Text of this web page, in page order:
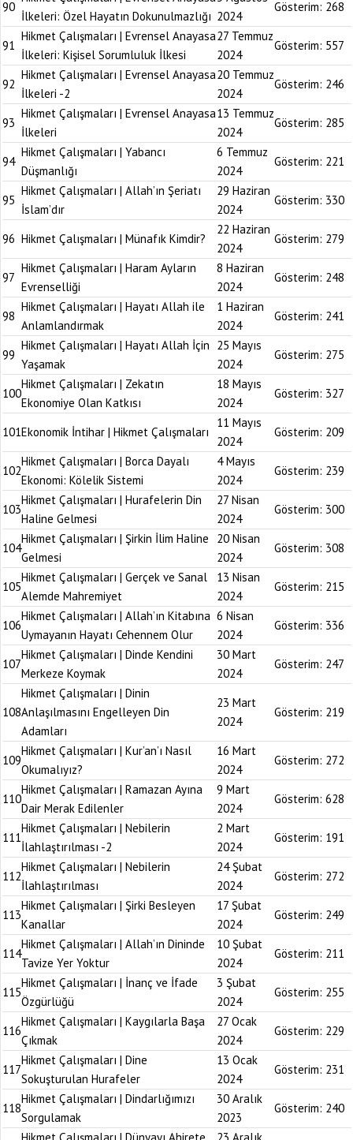
90
İlkeleri: Özel Hayatın Dokunulmazlığı 2024
Gösterim: 268
91
Hikmet Çalışmaları | Evrensel Anayasa
İlkeleri: Kişisel Sorumluluk İlkesi
27 Temmuz
2024
Gösterim: 557
92
Hikmet Çalışmaları | Evrensel Anayasa
İlkeleri -2
20 Temmuz
2024
Gösterim: 246
93
Hikmet Çalışmaları | Evrensel Anayasa
İlkeleri
13 Temmuz
2024
Gösterim: 285
94
Hikmet Çalışmaları | Yabancı
Düşmanlığı
6 Temmuz
2024
Gösterim: 221
95
Hikmet Çalışmaları | Allah’ın Şeriatı
İslam’dır
29 Haziran
2024
Gösterim: 330
96 Hikmet Çalışmaları | Münafık Kimdir?
22 Haziran
2024
Gösterim: 279
97
Hikmet Çalışmaları | Haram Ayların
Evrenselliği
8 Haziran
2024
Gösterim: 248
98
Hikmet Çalışmaları | Hayatı Allah ile
Anlamlandırmak
1 Haziran
2024
Gösterim: 241
99
Hikmet Çalışmaları | Hayatı Allah İçin
Yaşamak
25 Mayıs
2024
Gösterim: 275
100
Hikmet Çalışmaları | Zekatın
Ekonomiye Olan Katkısı
18 Mayıs
2024
Gösterim: 327
101Ekonomik İntihar | Hikmet Çalışmaları
11 Mayıs
2024
Gösterim: 209
102
Hikmet Çalışmaları | Borca Dayalı
Ekonomi: Kölelik Sistemi
4 Mayıs
2024
Gösterim: 239
103
Hikmet Çalışmaları | Hurafelerin Din
Haline Gelmesi
27 Nisan
2024
Gösterim: 300
104
Hikmet Çalışmaları | Şirkin İlim Haline
Gelmesi
20 Nisan
2024
Gösterim: 308
105
Hikmet Çalışmaları | Gerçek ve Sanal
Alemde Mahremiyet
13 Nisan
2024
Gösterim: 215
106
Hikmet Çalışmaları | Allah’ın Kitabına
Uymayanın Hayatı Cehennem Olur
6 Nisan
2024
Gösterim: 336
107
Hikmet Çalışmaları | Dinde Kendini
Merkeze Koymak
30 Mart
2024
Gösterim: 247
108
Hikmet Çalışmaları | Dinin
Anlaşılmasını Engelleyen Din
Adamları
23 Mart
2024
Gösterim: 219
109
Hikmet Çalışmaları | Kur’an’ı Nasıl
Okumalıyız?
16 Mart
2024
Gösterim: 272
110
Hikmet Çalışmaları | Ramazan Ayına
Dair Merak Edilenler
9 Mart
2024
Gösterim: 628
111
Hikmet Çalışmaları | Nebilerin
İlahlaştırılması -2
2 Mart
2024
Gösterim: 191
112
Hikmet Çalışmaları | Nebilerin
İlahlaştırılması
24 Şubat
2024
Gösterim: 272
113
Hikmet Çalışmaları | Şirki Besleyen
Kanallar
17 Şubat
2024
Gösterim: 249
114
Hikmet Çalışmaları | Allah’ın Dininde
Tavize Yer Yoktur
10 Şubat
2024
Gösterim: 211
115
Hikmet Çalışmaları | İnanç ve İfade
Özgürlüğü
3 Şubat
2024
Gösterim: 255
116
Hikmet Çalışmaları | Kaygılarla Başa
Çıkmak
27 Ocak
2024
Gösterim: 229
117
Hikmet Çalışmaları | Dine
Sokuşturulan Hurafeler
13 Ocak
2024
Gösterim: 231
118
Hikmet Çalışmaları | Dindarlığımızı
Sorgulamak
30 Aralık
2023
Gösterim: 240